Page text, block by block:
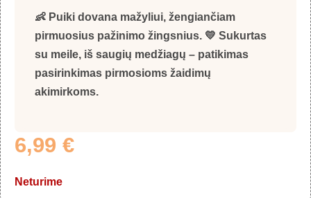
👶 Puiki dovana mažyliui, žengiančiam
pirmuosius pažinimo žingsnius. 💛 Sukurtas
su meile, iš saugių medžiagų – patikimas
pasirinkimas pirmosioms žaidimų
akimirkoms.
6,99 €
Neturime